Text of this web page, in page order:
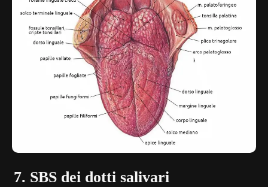
7. SBS dei dotti salivari